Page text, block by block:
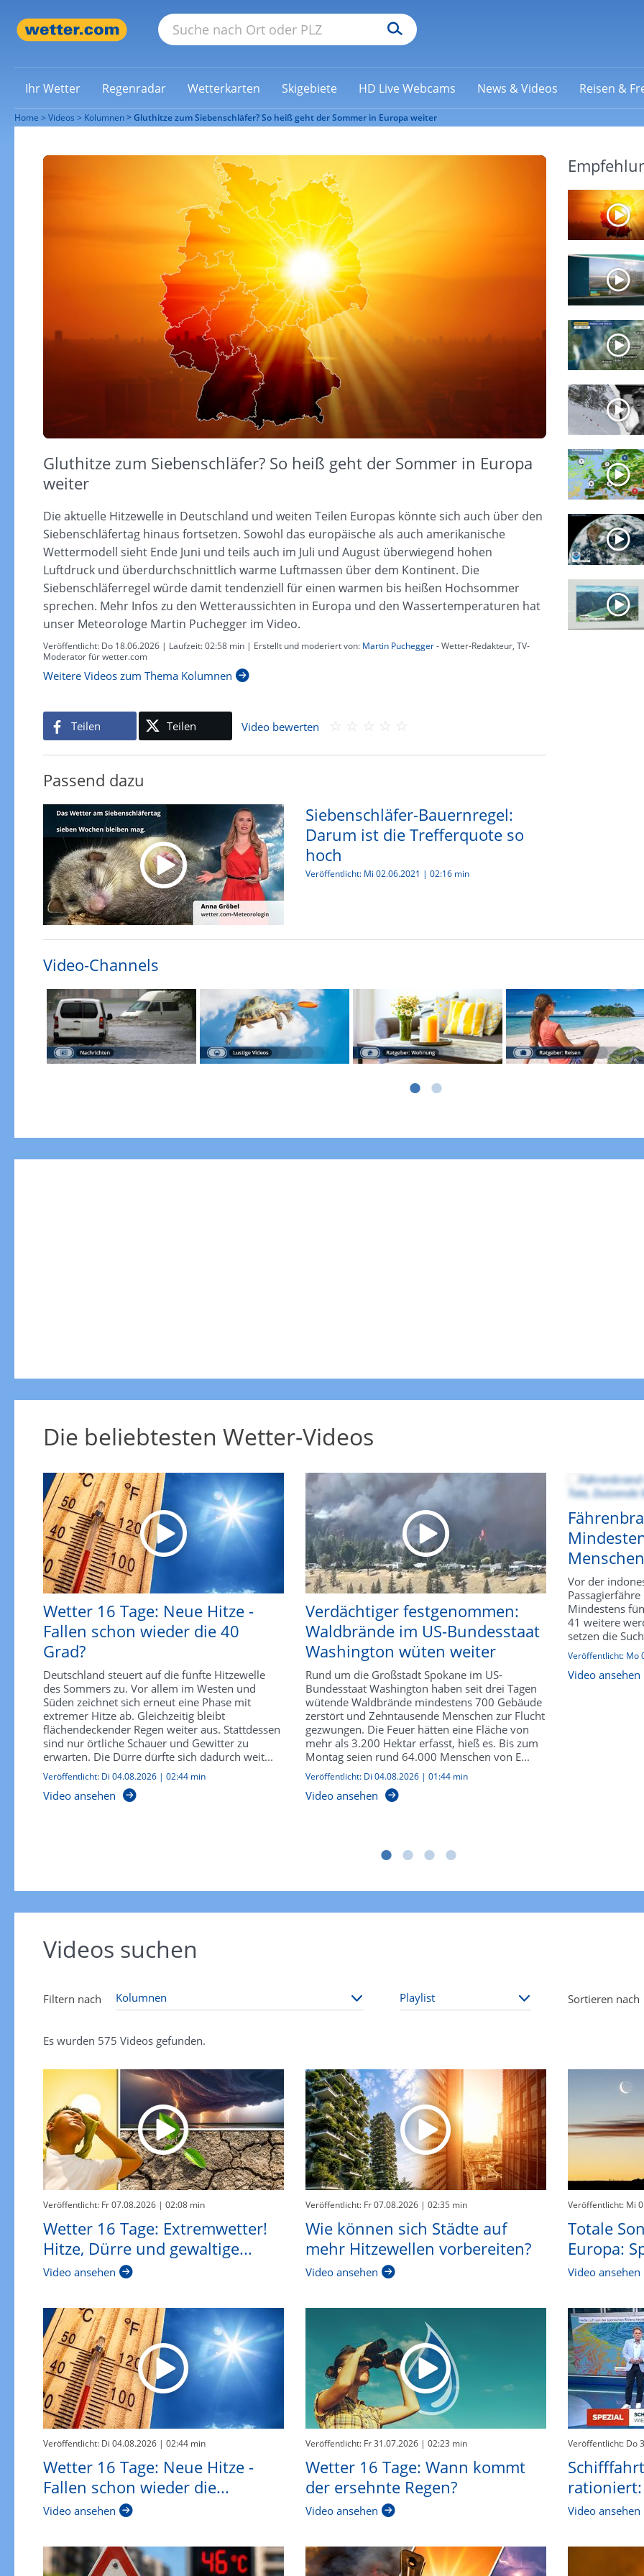
Ihr Wetter Regenradar Wetterkarten Skigebiete HD Live Webcams News & Videos Reisen &
Home Videos Kolumnen Gluthitze zum Siebenschläfer? So heiß geht der Sommer in Europa weiter
Gluthitze zum Siebenschläfer? So heiß geht der Sommer in Europa
weiter
Die aktuelle Hitzewelle in Deutschland und weiten Teilen Europas könnte sich auch über den
Siebenschläfertag hinaus fortsetzen. Sowohl das europäische als auch amerikanische
Wettermodell sieht Ende Juni und teils auch im Juli und August überwiegend hohen
Luftdruck und überdurchschnittlich warme Luftmassen über dem Kontinent. Die
Siebenschläferregel würde damit tendenziell für einen warmen bis heißen Hochsommer
sprechen. Mehr Infos zu den Wetteraussichten in Europa und den Wassertemperaturen hat
unser Meteorologe Martin Puchegger im Video.
Veröffentlicht: Do 18.06.2026| Laufzeit:02:58 min | Erstellt und moderiert von: Martin Puchegger- Wetter-Redakteur, TV-
Moderator für wetter.com
Weitere Videos zum Thema Kolumnen
Teilen Teilen Video bewerten
Passend dazu
Siebenschläfer-Bauernregel:
Darum ist die Trefferquote so
hoch
Veröffentlicht: Mi 02.06.2021 | 02:16 min
Video-Channels
Die beliebtesten Wetter-Videos
Wetter 16 Tage: Neue Hitze -
Fallen schon wieder die 40
Grad?
Deutschland steuert auf die fünfte Hitzewelle
des Sommers zu. Vor allem im Westen und
Süden zeichnet sich erneut eine Phase mit
extremer Hitze ab. Gleichzeitig bleibt
flächendeckender Regen weiter aus. Stattdessen
sind nur örtliche Schauer und Gewitter zu
erwarten. Die Dürre dürfte sich dadurch weit...
Veröffentlicht: Di 04.08.2026 | 02:44 min
Video ansehen
Verdächtiger festgenommen:
Waldbrände im US-Bundesstaat
Washington wüten weiter
Rund um die Großstadt Spokane im US-
Bundesstaat Washington haben seit drei Tagen
wütende Waldbrände mindestens 700 Gebäude
zerstört und Zehntausende Menschen zur Flucht
gezwungen. Die Feuer hätten eine Fläche von
mehr als 3.200 Hektar erfasst, hieß es. Bis zum
Montag seien rund 64.000 Menschen von E...
Veröffentlicht: Di 04.08.2026 | 01:44 min
Video ansehen
Vor der
Mindestens
41 weitere
setzen die
Veröffentlicht: Mo
Video ansehen
Videos suchen
Filtern nach Sortieren nach
Es wurden 575 Videos gefunden.
Veröffentlicht: Fr 07.08.2026| 02:08 min
Wetter 16 Tage: Extremwetter!
Hitze, Dürre und gewaltige...
Video ansehen
Veröffentlicht: Fr 07.08.2026| 02:35 min
Wie können sich Städte auf
mehr Hitzewellen vorbereiten?
Video ansehen
Veröffentlicht: Mi
Totale
Europa:
Video ansehen
Veröffentlicht: Di 04.08.2026| 02:44 min
Wetter 16 Tage: Neue Hitze -
Fallen schon wieder die...
Video ansehen
Veröffentlicht: Fr 31.07.2026| 02:23 min
Wetter 16 Tage: Wann kommt
der ersehnte Regen?
Video ansehen
Veröffentlicht: Do
rationiert:
Video ansehen